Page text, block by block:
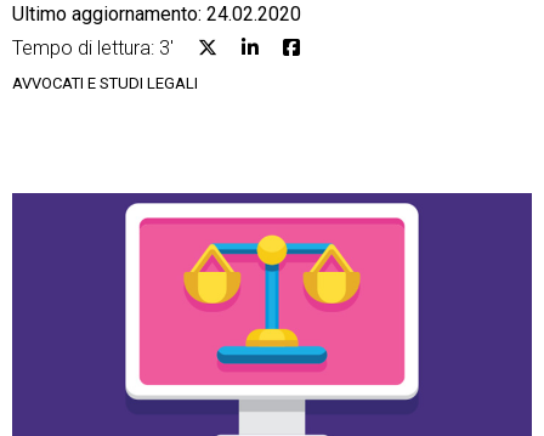
Financial Solutions
Ultimo aggiornamento: 24.02.2020
Tempo di lettura: 3'
AVVOCATI E STUDI LEGALI